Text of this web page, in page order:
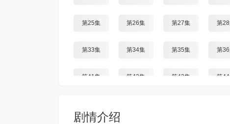
第25集 第26集 第27集 第
第33集 第34集 第35集 第
第41集 第42集 第43集 第44
剧情介绍